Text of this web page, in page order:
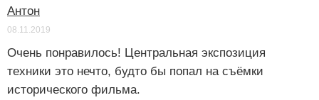
Антон
08.11.2019
Очень понравилось! Центральная экспозиция
техники это нечто, будто бы попал на съёмки
исторического фильма.